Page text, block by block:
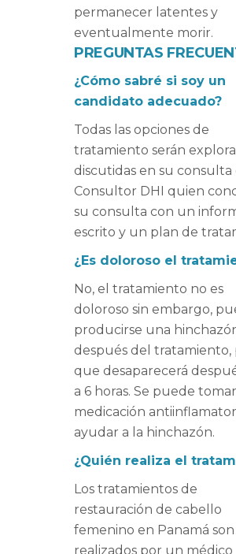
permanecer latentes y
eventualmente morir.
PREGUNTAS
¿Cómo sabré si soy un
candidato adecuado?
Todas las opciones de
tratamiento serán
discutidas en su consulta
Consultor DHI quien
su consulta con un
escrito y un plan de
¿Es doloroso el
No, el tratamiento no es
doloroso sin embargo,
producirse una
después del tratamiento,
que desaparecerá
a 6 horas. Se puede tomar
medicación
ayudar a la hinchazón.
¿Quién realiza el
Los tratamientos de
restauración de cabello
femenino en Panamá son
realizados por un médico